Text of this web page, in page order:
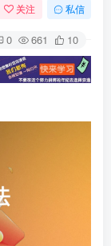
关注 私信
0 661 10